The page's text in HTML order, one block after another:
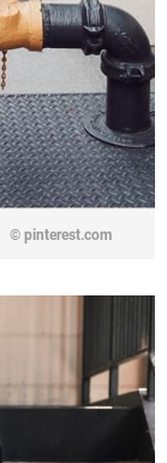
© pinterest.com